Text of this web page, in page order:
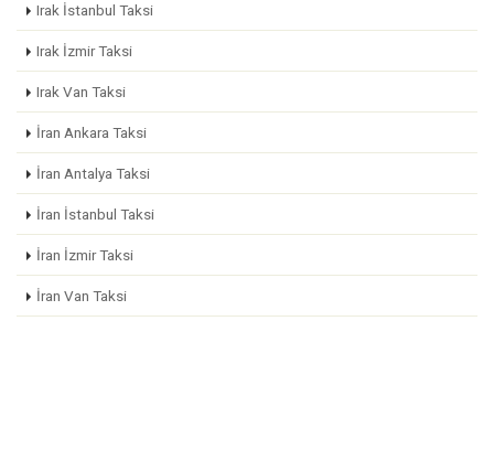
Irak İstanbul Taksi
Irak İzmir Taksi
Irak Van Taksi
İran Ankara Taksi
İran Antalya Taksi
İran İstanbul Taksi
İran İzmir Taksi
İran Van Taksi